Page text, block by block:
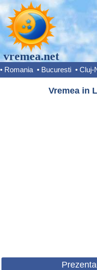
vremea.net
• Romania • Bucuresti • Cluj-
Vremea in